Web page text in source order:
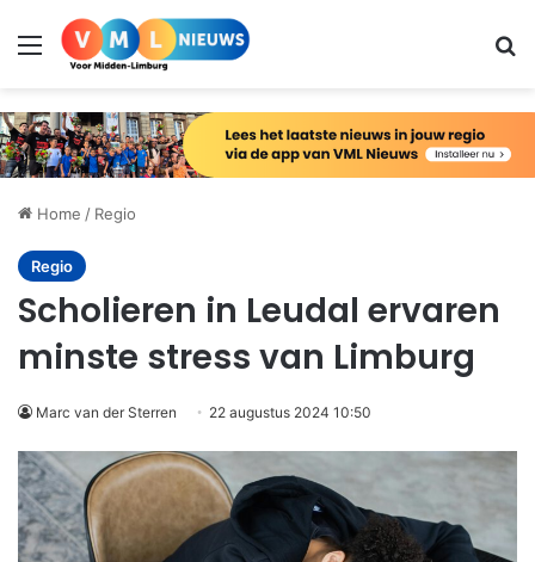
Menu
Home / Regio
Regio
Scholieren in Leudal ervaren
minste stress van Limburg
Marc van der Sterren 22 augustus 2024 10:50